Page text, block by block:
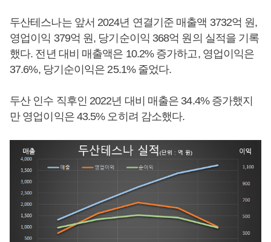
두산테스나는 앞서 2024년 연결기준 매출액 3732억 원,
영업이익 379억 원, 당기순이익 368억 원의 실적을 기록
했다. 전년 대비 매출액은 10.2% 증가하고, 영업이익은
37.6%, 당기순이익은 25.1% 줄었다.
두산 인수 직후인 2022년 대비 매출은 34.4% 증가했지
만 영업이익은 43.5% 오히려 감소했다.